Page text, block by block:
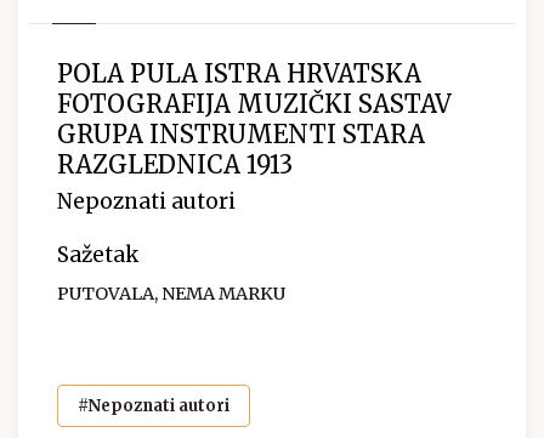
POLA PULA ISTRA HRVATSKA
FOTOGRAFIJA MUZIČKI SASTAV
GRUPA INSTRUMENTI STARA
RAZGLEDNICA 1913
Nepoznati autori
Sažetak
PUTOVALA, NEMA MARKU
#Nepoznati autori